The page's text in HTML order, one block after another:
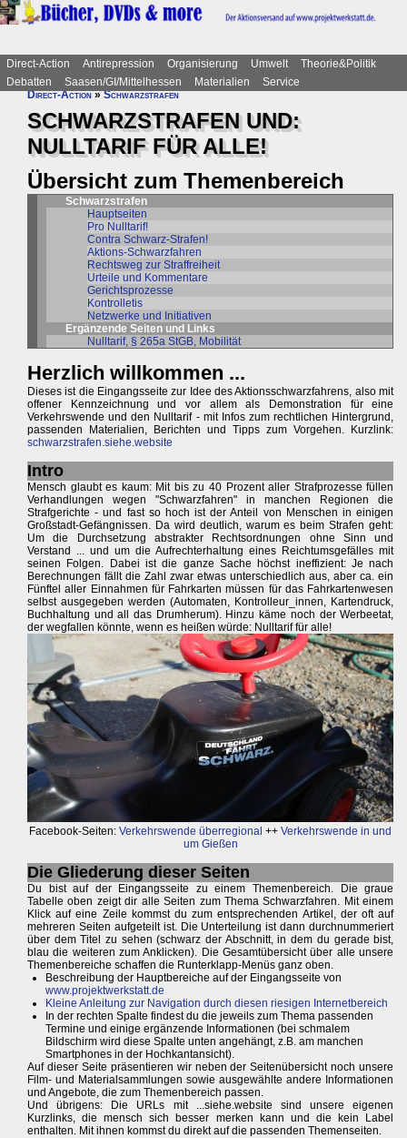
Direct-Action Antirepression Organisierung Umwelt
Theorie&Politik
Debatten
Saasen/GI/Mittelhessen Materialien
Service
Direct-Action»Schwarzstrafen
SCHWARZSTRAFEN UND:
NULLTARIF FÜR ALLE!
Übersicht zum Themenbereich
Schwarzstrafen
Hauptseiten
Pro Nulltarif!
Contra Schwarz-Strafen!
Aktions-Schwarzfahren
Rechtsweg zur Straffreiheit
Urteile und Kommentare
Gerichtsprozesse
Kontrolletis
Netzwerke und Initiativen
Ergänzende Seiten und Links
Nulltarif, § 265a StGB, Mobilität
Herzlich willkommen ...
Dieses ist die Eingangsseite zur Idee des Aktionsschwarzfahrens, also mit
offener Kennzeichnung und vor allem als Demonstration für eine
Verkehrswende und den Nulltarif - mit Infos zum rechtlichen Hintergrund,
passenden Materialien, Berichten und Tipps zum Vorgehen. Kurzlink:
schwarzstrafen.siehe.website
Intro
Mensch glaubt es kaum: Mit bis zu 40 Prozent aller Strafprozesse füllen
Verhandlungen wegen "Schwarzfahren" in manchen Regionen die
Strafgerichte - und fast so hoch ist der Anteil von Menschen in einigen
Großstadt-Gefängnissen. Da wird deutlich, warum es beim Strafen geht:
Um die Durchsetzung abstrakter Rechtsordnungen ohne Sinn und
Verstand ... und um die Aufrechterhaltung eines Reichtumsgefälles mit
seinen Folgen. Dabei ist die ganze Sache höchst ineffizient: Je nach
Berechnungen fällt die Zahl zwar etwas unterschiedlich aus, aber ca. ein
Fünftel aller Einnahmen für Fahrkarten müssen für das Fahrkartenwesen
selbst ausgegeben werden (Automaten, Kontrolleur_innen, Kartendruck,
Buchhaltung und all das Drumherum). Hinzu käme noch der Werbeetat,
der wegfallen könnte, wenn es heißen würde: Nulltarif für alle!
Facebook-Seiten:Verkehrswende überregional ++Verkehrswende in und
um Gießen
Die Gliederung dieser Seiten
Du bist auf der Eingangsseite zu einem Themenbereich. Die graue
Tabelle oben zeigt dir alle Seiten zum Thema Schwarzfahren. Mit einem
Klick auf eine Zeile kommst du zum entsprechenden Artikel, der oft auf
mehreren Seiten aufgeteilt ist. Die Unterteilung ist dann durchnummeriert
über dem Titel zu sehen (schwarz der Abschnitt, in dem du gerade bist,
blau die weiteren zum Anklicken). Die Gesamtübersicht über alle unsere
Themenbereiche schaffen die Runterklapp-Menüs ganz oben.
Beschreibung der Hauptbereiche auf der Eingangsseite von
www.projektwerkstatt.de
Kleine Anleitung zur Navigation durch diesen riesigen Internetbereich
In der rechten Spalte findest du die jeweils zum Thema passenden
Termine und einige ergänzende Informationen (bei schmalem
Bildschirm wird diese Spalte unten angehängt, z.B. am manchen
Smartphones in der Hochkantansicht).
Auf dieser Seite präsentieren wir neben der Seitenübersicht noch unsere
Film- und Materialsammlungen sowie ausgewählte andere Informationen
und Angebote, die zum Themenbereich passen.
Und übrigens: Die URLs mit ...siehe.website sind unsere eigenen
Kurzlinks, die mensch sich besser merken kann und die kein Label
enthalten. Mit ihnen kommst du direkt auf die passenden Themenseiten.